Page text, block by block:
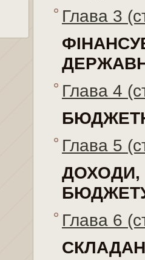
Глава 3
Глава 4
Глава 5
Глава 6